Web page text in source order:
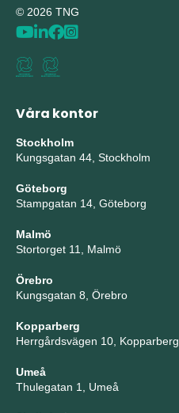
© 2026 TNG
Våra kontor
Stockholm
Kungsgatan 44, Stockholm
Göteborg
Stampgatan 14, Göteborg
Malmö
Stortorget 11, Malmö
Örebro
Kungsgatan 8, Örebro
Kopparberg
Herrgårdsvägen 10, Kopparberg
Umeå
Thulegatan 1, Umeå